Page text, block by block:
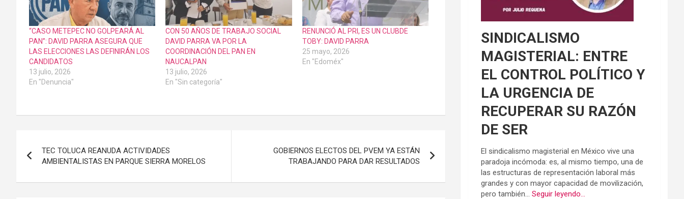
“CASO METEPEC NO GOLPEARÁ AL
PAN”: DAVID PARRA ASEGURA QUE
LAS ELECCIONES LAS DEFINIRÁN LOS
CANDIDATOS
13 julio, 2026
En "Denuncia"
CON 50 AÑOS DE TRABAJO SOCIAL
DAVID PARRA VA POR LA
COORDINACIÓN DEL PAN EN
NAUCALPAN
13 julio, 2026
En "Sin categoría"
RENUNCIÓ AL PRI, ES UN CLUBDE
TOBY: DAVID PARRA
25 mayo, 2026
En "Edoméx"
de
entradas
TEC TOLUCA REANUDA ACTIVIDADES
AMBIENTALISTAS EN PARQUE SIERRA MORELOS
GOBIERNOS ELECTOS DEL PVEM YA ESTÁN
TRABAJANDO PARA DAR RESULTADOS
SINDICALISMO
MAGISTERIAL: ENTRE
EL CONTROL POLÍTICO Y
LA URGENCIA DE
RECUPERAR SU RAZÓN
DE SER
El sindicalismo magisterial en México vive una
paradoja incómoda: es, al mismo tiempo, una de
las estructuras de representación laboral más
grandes y con mayor capacidad de movilización,
pero también...Seguir leyendo...